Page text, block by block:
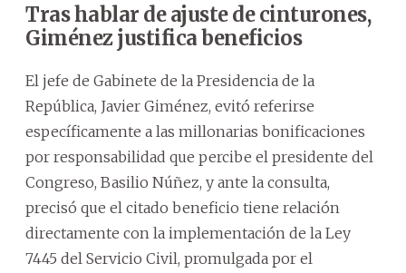
Tras hablar de ajuste de cinturones,
Giménez justifica beneficios
El jefe de Gabinete de la Presidencia de la
República, Javier Giménez, evitó referirse
específicamente a las millonarias bonificaciones
por responsabilidad que percibe el presidente del
Congreso, Basilio Núñez, y ante la consulta,
precisó que el citado beneficio tiene relación
directamente con la implementación de la Ley
7445 del Servicio Civil, promulgada por el